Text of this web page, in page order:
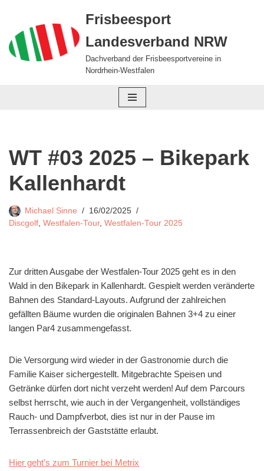
Zum
Inhalt
springen
Frisbeesport
Landesverband NRW
Dachverband der Frisbeesportvereine in
Nordrhein-Westfalen
WT #03 2025 – Bikepark
Kallenhardt
Michael Sinne
16/02/2025
Discgolf, Westfalen-Tour, Westfalen-Tour 2025
Zur dritten Ausgabe der Westfalen-Tour 2025 geht es in den
Wald in den Bikepark in Kallenhardt. Gespielt werden veränderte
Bahnen des Standard-Layouts. Aufgrund der zahlreichen
gefällten Bäume wurden die originalen Bahnen 3+4 zu einer
langen Par4 zusammengefasst.
Die Versorgung wird wieder in der Gastronomie durch die
Familie Kaiser sichergestellt. Mitgebrachte Speisen und
Getränke dürfen dort nicht verzeht werden! Auf dem Parcours
selbst herrscht, wie auch in der Vergangenheit, vollständiges
Rauch- und Dampfverbot, dies ist nur in der Pause im
Terrassenbreich der Gaststätte erlaubt.
Hier geht’s zum Turnier beí Metrix